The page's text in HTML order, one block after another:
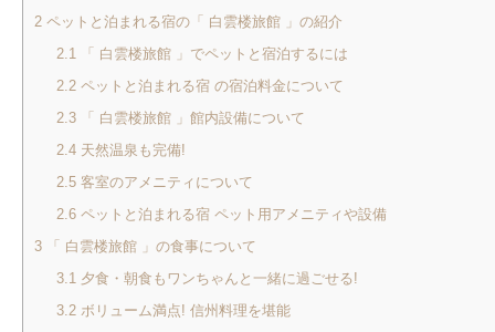
2 ペットと泊まれる宿の「 白雲楼旅館 」の紹介
2.1
「 白雲楼旅館 」でペットと宿泊するには
2.2ペットと泊まれる宿 の宿泊料金について
2.3「 白雲楼旅館 」館内設備について
2.4天然温泉も完備!
2.5客室のアメニティについて
2.6ペットと泊まれる宿 ペット用アメニティや設備
3 「 白雲楼旅館 」の食事について
3.1 夕食・朝食もワンちゃんと一緒に過ごせる!
3.2ボリューム満点! 信州料理を堪能